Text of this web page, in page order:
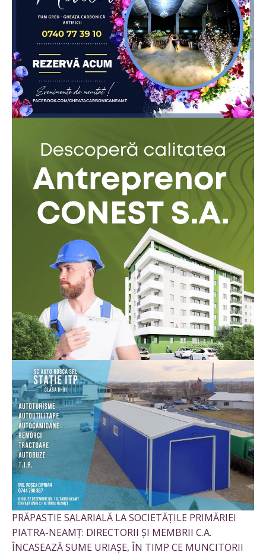
PRĂPASTIE SALARIALĂ LA SOCIETĂȚILE PRIMĂRIEI
PIATRA-NEAMȚ: DIRECTORII ȘI MEMBRII C.A.
ÎNCASEAZĂ SUME URIAȘE, ÎN TIMP CE MUNCITORII